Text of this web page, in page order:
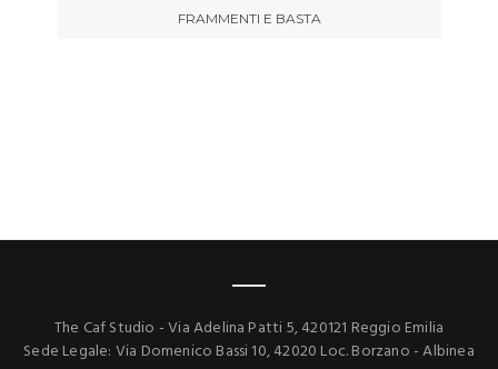
FRAMMENTI E BASTA
The Caf Studio - Via Adelina Patti 5, 420121 Reggio Emilia
Sede Legale: Via Domenico Bassi 10, 42020 Loc. Borzano - Albinea